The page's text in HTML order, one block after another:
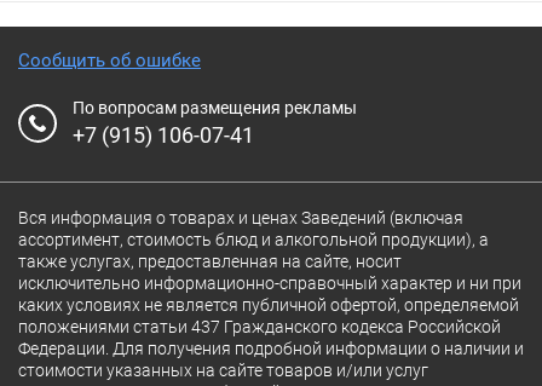
Сообщить об ошибке
По вопросам размещения рекламы
+7 (915) 106-07-41
Вся информация о товарах и ценах Заведений (включая
ассортимент, стоимость блюд и алкогольной продукции), а
также услугах, предоставленная на сайте, носит
исключительно информационно-справочный характер и ни при
каких условиях не является публичной офертой, определяемой
положениями статьи 437 Гражданского кодекса Российской
Федерации. Для получения подробной информации о наличии и
стоимости указанных на сайте товаров и/или услуг